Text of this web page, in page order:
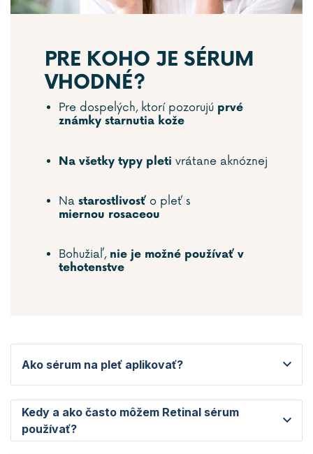
PRE KOHO JE SÉRUM
VHODNÉ?
Pre dospelých, ktorí pozorujú prvé
známky starnutia kože
Na všetky typy pleti vrátane aknóznej
Na starostlivosť o pleť s
miernou rosaceou
Bohužiaľ, nie je možné používať v
tehotenstve
Ako sérum na pleť aplikovať?
Kedy a ako často môžem Retinal sérum
používať?